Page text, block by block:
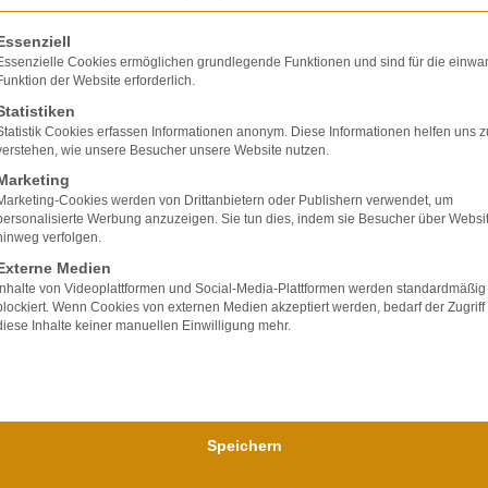
Straßenverkehrsunfallsachen ist ein durch den
Schädigers grundsätzlich als erhöhender Faktor für die
Schmerzensgeldbemessung zu berücksichtigen (OLG
Gericht aufgearbeiteten Autounfall ist folgendes
bemerkenswert: Von den beiden kollidierten PKW traf
WEITERLESEN »
Rouven Walter
eine Liste der Service-Gruppen, für die eine
Cookies ermöglichen grundlegende Funktionen und sind für die
der Website erforderlich.
Cookies erfassen Informationen anonym. Diese Informationen helfen uns
wie unsere Besucher unsere Website nutzen.
Cookies werden von Drittanbietern oder Publishern verwendet, um
Werbung anzuzeigen. Sie tun dies, indem sie Besucher über
verfolgen.
Medien
Inhalte von Videoplattformen und Social-Media-Plattformen werden standardmäßig
Wenn Cookies von externen Medien akzeptiert werden, bedarf der Zugriff
Inhalte keiner manuellen Einwilligung mehr.
Speichern